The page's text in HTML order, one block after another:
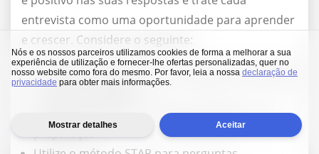
Nós e os nossos parceiros utilizamos cookies de forma a melhorar a sua
experiência de utilização e fornecer-lhe ofertas personalizadas, quer no
nosso website como fora do mesmo. Por favor, leia a nossa declaração de
privacidade para obter mais informações.
Mostrar detalhes Aceitar
entrevista como uma oportunidade para aprender
e crescer. Considere o seguinte:
Investigue exaustivamente a empresa e a função
Utilize ferramentas de IA para melhorar a sua
preparação.